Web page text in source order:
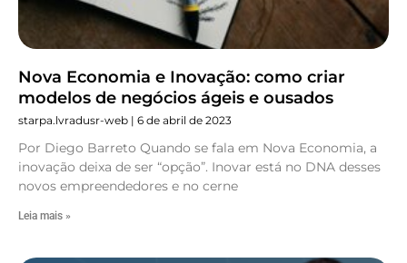
Nova Economia e Inovação: como criar
modelos de negócios ágeis e ousados
starpa.lvradusr-web 6 de abril de 2023
Por Diego Barreto Quando se fala em Nova Economia, a
inovação deixa de ser “opção”. Inovar está no DNA desses
novos empreendedores e no cerne
Leia mais »